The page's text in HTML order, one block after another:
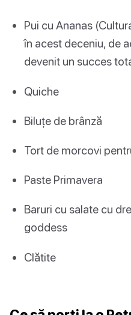
Pui cu Ananas
în acest deceniu, de
devenit un succes
Quiche
Biluțe de brânză
Tort de morcovi
Paste Primavera
Baruri cu salate cu
goddess
Clătite